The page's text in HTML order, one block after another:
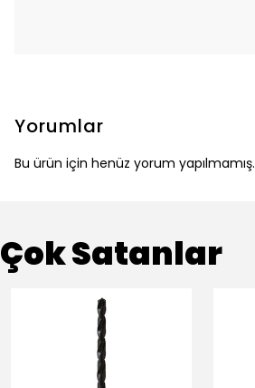
Yorumlar
Bu ürün için henüz yorum yapılmamış.
Çok Satanlar